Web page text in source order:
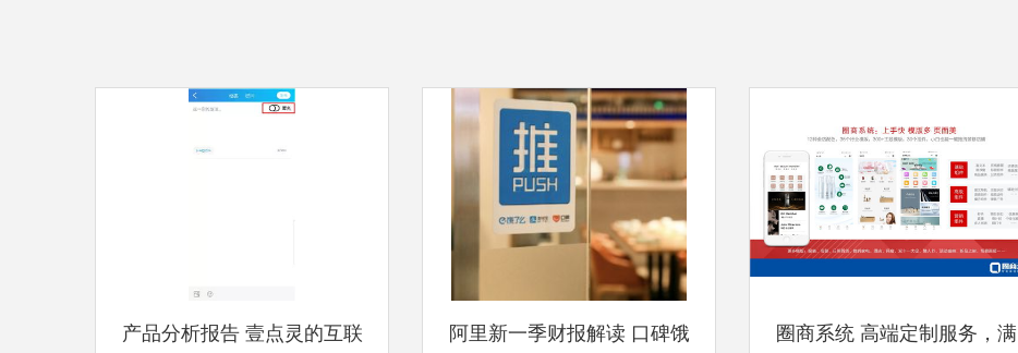
产品分析报告 壹点灵的互联 阿里新一季财报解读 口碑饿 圈商系统 高端定制服务，满